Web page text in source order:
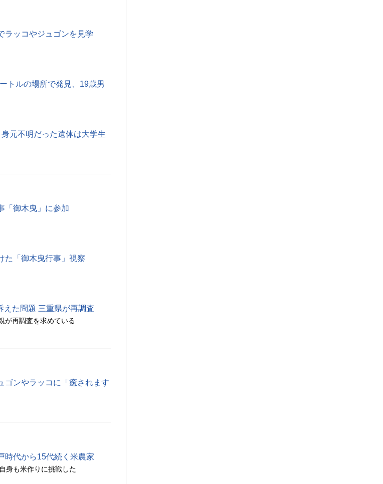
ラッコやジュゴンを見学
トルの場所で発見、19歳男
元不明だった遺体は大学生
「御木曳」に参加
た「御木曳行事」視察
えた問題 三重県が再調査
が再調査を求めている
ゴンやラッコに「癒されます
時代から15代続く米農家
身も米作りに挑戦した